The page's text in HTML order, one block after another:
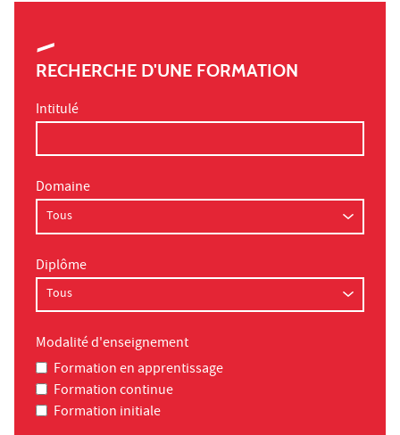
RECHERCHE D'UNE FORMATION
Intitulé
Domaine
Diplôme
Modalité d'enseignement
Formation en apprentissage
Formation continue
Formation initiale